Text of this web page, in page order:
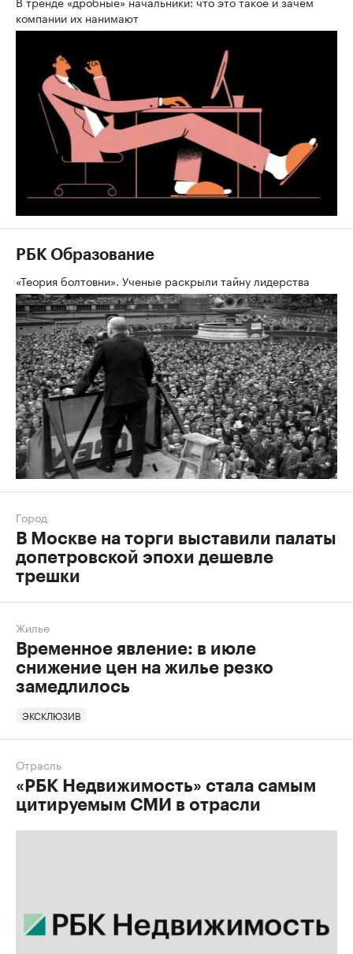
компании их нанимают
РБК Образование
«Теория болтовни». Ученые раскрыли тайну лидерства
Город
В Москве на торги выставили палаты
допетровской эпохи дешевле
трешки
Жилье
Временное явление: в июле
снижение цен на жилье резко
замедлилось
ЭКСКЛЮЗИВ
Отрасль
«РБК Недвижимость» стала самым
цитируемым СМИ в отрасли